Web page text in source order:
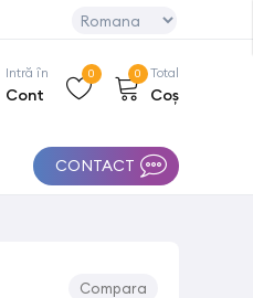
Intră în
Cont
0 Total
Coș
0
CONTACT
Compara